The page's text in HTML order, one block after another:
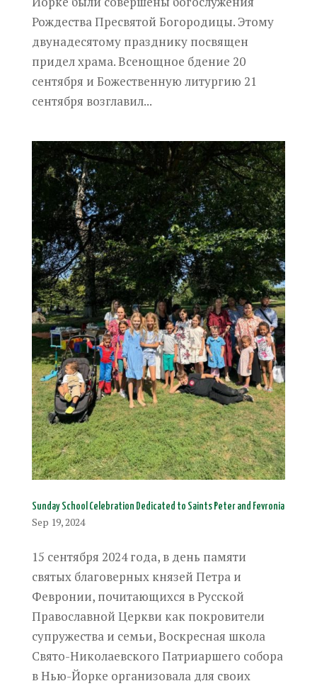
Рождества Пресвятой Богородицы. Этому
двунадесятому празднику посвящен
придел храма. Всенощное бдение 20
сентября и Божественную литургию 21
сентября возглавил...
Sunday School Celebration Dedicated to Saints Peter and Fevronia
Sep 19, 2024
15 сентября 2024 года, в день памяти
святых благоверных князей Петра и
Февронии, почитающихся в Русской
Православной Церкви как покровители
супружества и семьи, Воскресная школа
Свято-Николаевского Патриаршего собора
в Нью-Йорке организовала для своих